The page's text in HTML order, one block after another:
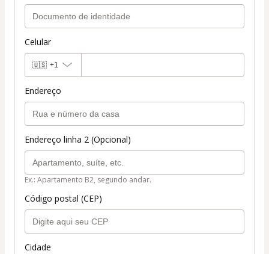
Celular
🇺🇸 +1
Endereço
Endereço linha 2 (Opcional)
Ex.: Apartamento B2, segundo andar.
Código postal (CEP)
Cidade